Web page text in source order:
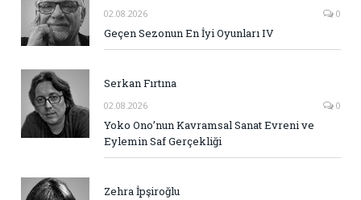
02.08.2026 0
Geçen Sezonun En İyi Oyunları IV
Serkan Fırtına
02.08.2026 0
Yoko Ono’nun Kavramsal Sanat Evreni ve
Eylemin Saf Gerçekliği
Zehra İpşiroğlu